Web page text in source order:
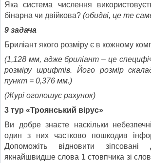
Яка система числення
бінарна чи двійкова? (обидві, це те
9 задача
Бриліант якого розміру є в кожному
(1,128 мм, аджебриліант – це
розміру шрифтів. Його розмір
пункт = 0,376 мм.)
(Журі оголошує рахунок)
3 тур «Троянський вірус»
Ви добре знаєте наскільки
один з них частково пошкодив
Допоможіть відновити зіпсовані
якнайшвидше слова 1 стовпчика зі